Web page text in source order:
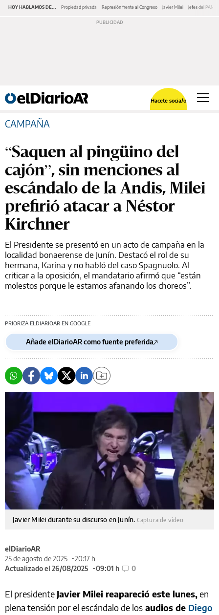
HOY HABLAMOS DE... Propiedad privada Represión frente al Congreso Javier Milei Jefes del PAMI
Hacete socia/o
CAMPAÑA
“Saquen al pingüino del
cajón”, sin menciones al
escándalo de la Andis, Milei
prefirió atacar a Néstor
Kirchner
El Presidente se presentó en un acto de campaña en la
localidad bonaerense de Junín. Destacó el rol de su
hermana, Karina y no habló del caso Spagnuolo. Al
criticar a la oposición, el mandatario afirmó que “están
molestos porque le estamos afanando los choreos”.
PRIORIZA ELDIARIOAR EN GOOGLE
Añade elDiarioAR como fuente preferida
Javier Milei durante su discurso en Junín. Captura de video
elDiarioAR
25 de agosto de 2025
20:17 h
Actualizado el 26/08/2025
09:01 h 0
El presidente Javier Milei reapareció este lunes,en
plena tensión por el escándalo de los audios de Diego